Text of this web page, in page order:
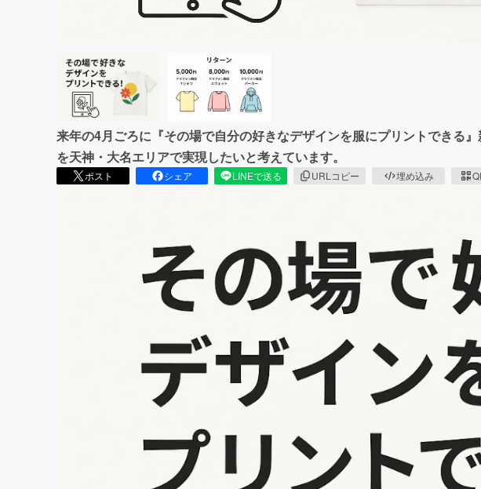
来年の4月ごろに『その場で自分の好きなデザインを服にプリントできる
を天神・大名エリアで実現したいと考えています。
ポスト シェア LINEで送る URLコピー 埋め込み